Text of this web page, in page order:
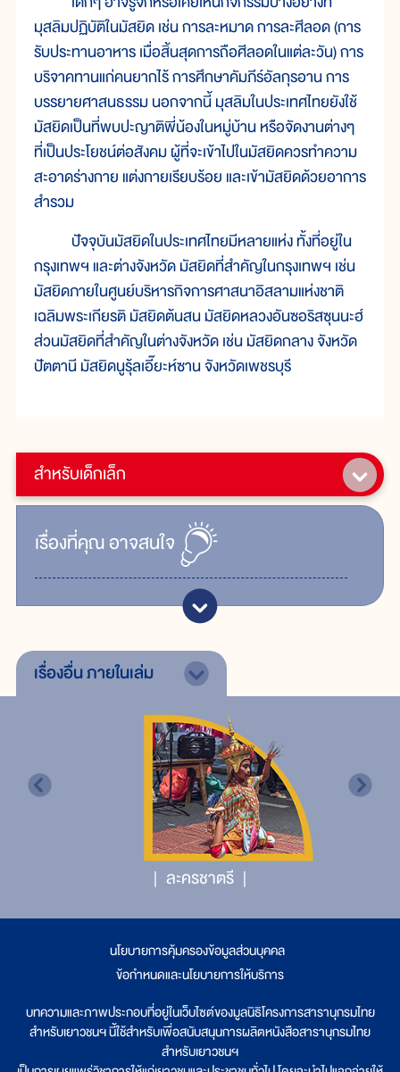
สำหรับเด็กเล็ก
เรื่ิองที่คุณอาจสนใจ
มุสลิมปฏิบัติในมัสยิด เช่น การละหมาด การละศีลอด (การ
รับประทานอาหาร เมื่อสิ้นสุดการถือศีลอดในแต่ละวัน) การ
บริจาคทานแก่คนยากไร้ การศึกษาคัมภีร์อัลกุรอาน การ
บรรยายศาสนธรรม นอกจากนี้ มุสลิมในประเทศไทยยังใช้
มัสยิดเป็นที่พบปะญาติพี่น้องในหมู่บ้าน หรือจัดงานต่างๆ
ที่เป็นประโยชน์ต่อสังคม ผู้ที่จะเข้าไปในมัสยิดควรทำความ
สะอาดร่างกาย แต่งกายเรียบร้อย และเข้ามัสยิดด้วยอาการ
สำรวม
ปัจจุบันมัสยิดในประเทศไทยมีหลายแห่ง ทั้งที่อยู่ใน
กรุงเทพฯ และต่างจังหวัด มัสยิดที่สำคัญในกรุงเทพฯ เช่น
มัสยิดภายในศูนย์บริหารกิจการศาสนาอิสลามแห่งชาติ
เฉลิมพระเกียรติ มัสยิดต้นสน มัสยิดหลวงอันซอริสซุนนะฮ์
ส่วนมัสยิดที่สำคัญในต่างจังหวัด เช่น มัสยิดกลาง จังหวัด
ปัตตานี มัสยิดนูรุ้ลเอี๊ยะห์ซาน จังหวัดเพชรบุรี
เรื่องอื่นภายในเล่ม
ละครชาตรี
นโยบายการคุ้มครองข้อมูลส่วนบุคคล
ข้อกำหนดและนโยบายการให้บริการ
บทความและภาพประกอบที่อยู่ในเว็บไซต์ของมูลนิธิโครงการสารานุกรมไทย
สำหรับเยาวชนฯ นี้ใช้สำหรับเพื่อสนับสนุนการผลิตหนังสือสารานุกรมไทย
สำหรับเยาวชนฯ